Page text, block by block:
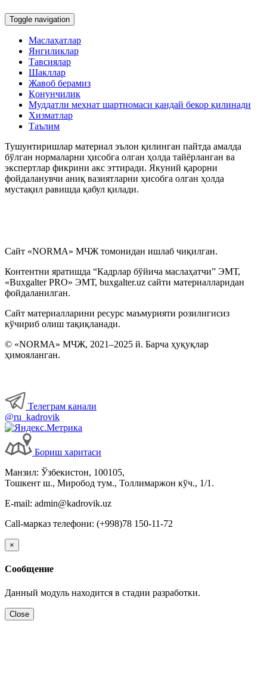
Toggle navigation
Маслаҳатлар
Янгиликлар
Тавсиялар
Шакллар
Жавоб берамиз
Қонунчилик
Муддатли меҳнат шартномаси қандай бекор қилинади
Хизматлар
Таълим
Тушунтиришлар материал эълон қилинган пайтда амалда
бўлган нормаларни ҳисобга олган ҳолда тайёрланган ва
экспертлар фикрини акс эттиради. Якуний қарорни
фойдаланувчи аниқ вазиятларни ҳисобга олган ҳолда
мустақил равишда қабул қилади.
Сайт «NORMA» МЧЖ томонидан ишлаб чиқилган.
Контентни яратишда “Кадрлар бўйича маслаҳатчи” ЭМТ,
«Buxgalter PRO» ЭМТ, buxgalter.uz сайти материалларидан
фойдаланилган.
Сайт материалларини ресурс маъмурияти розилигисиз
кўчириб олиш тақиқланади.
© «NORMA» МЧЖ, 2021–2025 й. Барча ҳуқуқлар
ҳимояланган.
Телеграм канали
@ru_kadrovik
Бориш харитаси
Манзил: Ўзбекистон, 100105,
Тошкент ш., Миробод тум., Толлимаржон кўч., 1/1.
E-mail: admin@kadrovik.uz
Call-марказ телефони: (+998)78 150-11-72
×
Сообщение
Данный модуль находится в стадии разработки.
Close